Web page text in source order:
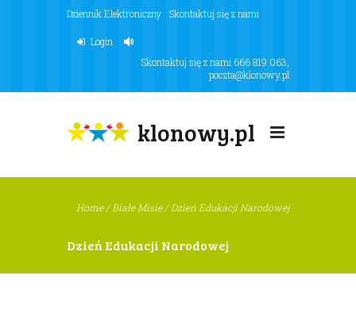
Dziennik Elektroniczny Skontaktuj się z nami
Login
Skontaktuj się z nami 666 819 063
poczta@klonowy.pl
klonowy.pl
Home/Białe Misie/Dzień Edukacji Narodowej
Dzień Edukacji Narodowej